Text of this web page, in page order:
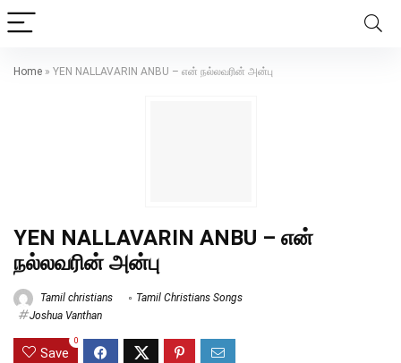
Home » YEN NALLAVARIN ANBU – என் நல்லவரின் அன்பு
YEN NALLAVARIN ANBU – என்
நல்லவரின் அன்பு
Tamil christians
Tamil Christians Songs
Joshua Vanthan
Save
0